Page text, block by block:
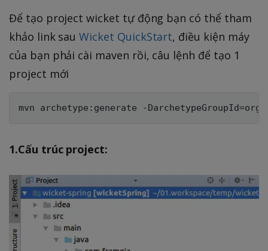
Để tạo project wicket tự động bạn có thể tham
khảo link sauWicket QuickStart, điều kiện máy
của bạn phải cài maven rồi, câu lệnh để tạo 1
project mới
1.Cấu trúc project: